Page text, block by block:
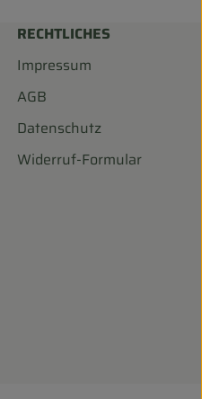
RECHTLICHES
Impressum
AGB
Datenschutz
Widerruf-Formular